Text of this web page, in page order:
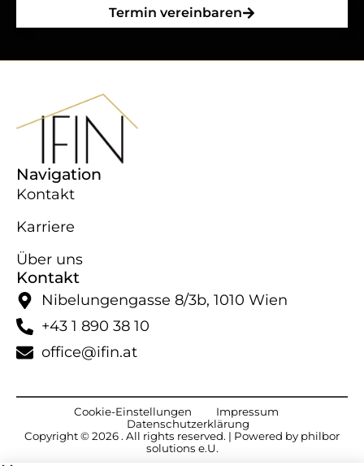
Termin vereinbaren
Navigation
Kontakt
Karriere
Über uns
Kontakt
Nibelungengasse 8/​3b, 1010 Wien
+43 1 890 38 10
office@ifin.at
Copyright © 2026 . All rights reserved. | Powered by philbor
solutions e.U.
Cookie-​Einstellungen
Impressum
Datenschutzerklärung